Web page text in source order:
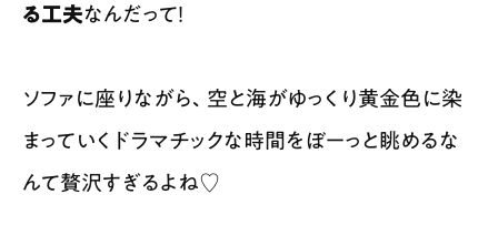
る工夫なんだって！
ソファに座りながら、空と海がゆっくり黄金色に染
まっていくドラマチックな時間をぼーっと眺めるな
んて贅沢すぎるよね♡